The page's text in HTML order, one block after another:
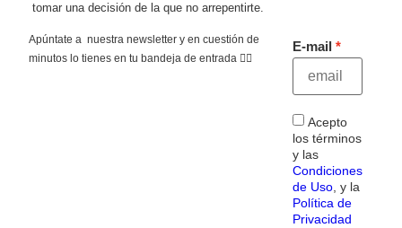
tomar una decisión de la que no arrepentirte.
Apúntate a nuestra newsletter y en cuestión de
minutos lo tienes en tu bandeja de entrada 👇🏻
E-mail
Acepto
los términos
y las
Condiciones
de Uso, y la
Política de
Privacidad